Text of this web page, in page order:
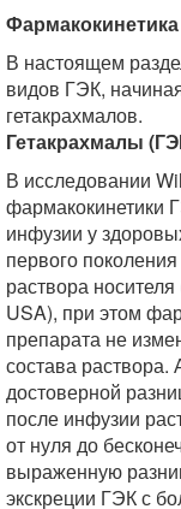
В настоящем
видов ГЭК,
гетакрахмалов.
Гетакрахмалы
В исследовании
фармакокинетики
инфузии у
первого
раствора
USA), при этом
препарата не
состава
достоверной
после инфузии
от нуля до
выраженную
экскреции ГЭК с